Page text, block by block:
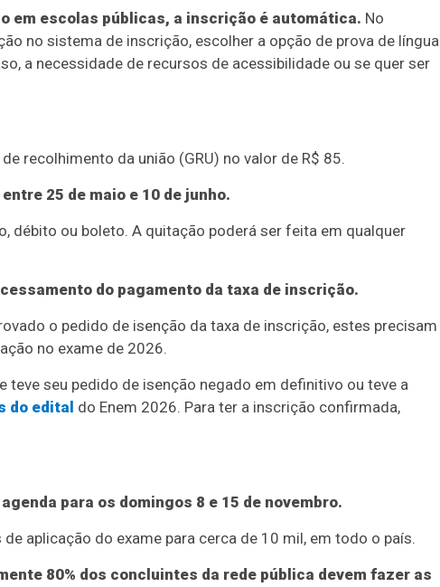
em escolas públicas, a inscrição é automática. No
no sistema de inscrição, escolher a opção de prova de língua
a necessidade de recursos de acessibilidade ou se quer ser
recolhimento da união (GRU) no valor de R$ 85.
25 de maio e 10 de junho.
débito ou boleto. A quitação poderá ser feita em qualquer
do pagamento da taxa de inscrição.
o pedido de isenção da taxa de inscrição, estes precisam
no exame de 2026.
teve seu pedido de isenção negado em definitivo ou teve a
do edital do Enem 2026. Para ter a inscrição confirmada,
para os domingos 8 e 15 de novembro.
aplicação do exame para cerca de 10 mil, em todo o país.
80% dos concluintes da rede pública devem fazer as